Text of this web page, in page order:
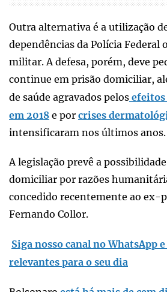
Outra alternativa é a utilização
dependências da Polícia Federal
militar. A defesa, porém, deve
continue em prisão domiciliar,
de saúde agravados pelos efeitos
em 2018 e por crises
intensificaram nos últimos anos.
A legislação prevê a
domiciliar por razões
concedido recentemente ao ex-
Fernando Collor.
Siga nosso canal no WhatsApp
relevantes para o seu dia